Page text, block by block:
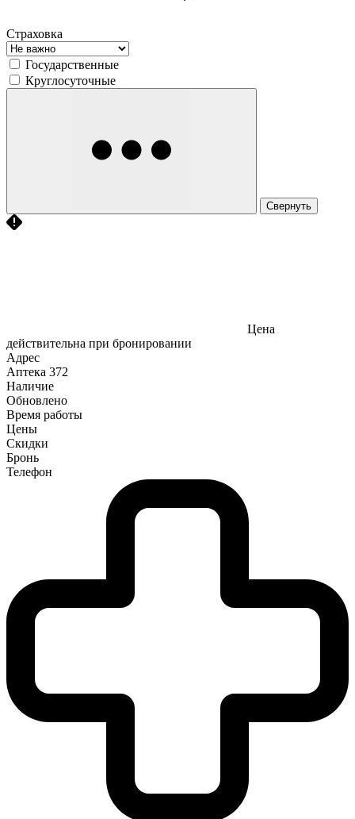
Страховка
Государственные
Круглосуточные
Свернуть
Цена
действительна при бронировании
Адрес
Аптека 372
Наличие
Обновлено
Время работы
Цены
Скидки
Бронь
Телефон